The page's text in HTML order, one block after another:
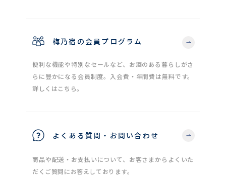
梅乃宿の会員プログラム
便利な機能や特別なセールなど、お酒のある暮らしがさ
らに豊かになる会員制度。入会費・年間費は無料です。
詳しくはこちら。
よくある質問・お問い合わせ
商品や配送・お支払いについて、お客さまからよくいた
だくご質問にお答えしております。